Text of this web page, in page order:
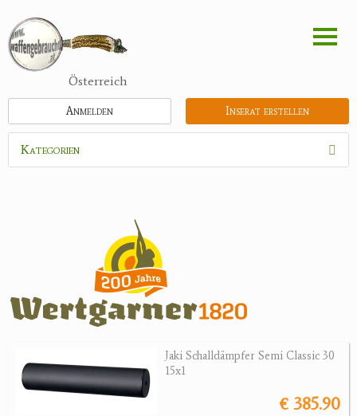
zum
Inhalt
Österreich
Inserat erstellen
Anmelden
Kategorien
Zubehör
Jagdreviere
Jaki Schalldämpfer Semi Classic 30
15x1
€ 385.90